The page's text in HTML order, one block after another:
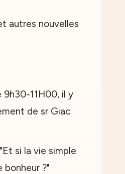
9h30-11H00, il y
de sr Giac
si la vie simple
bonheur ?"